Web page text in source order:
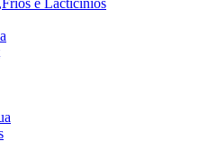
e Lacticínios